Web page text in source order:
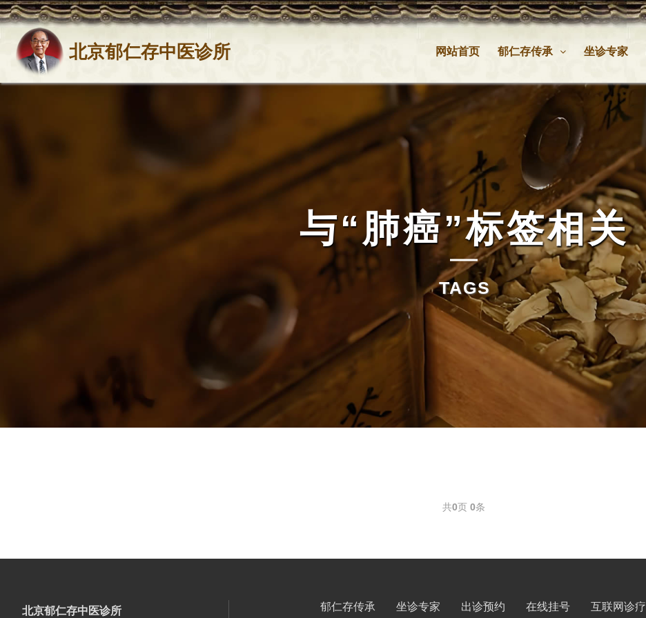
北京郁仁存中医诊所 网站首页 郁仁存传承 坐诊专家
与“肺癌”标签相关
TAGS
共0页 0条
北京郁仁存中医诊所 郁仁存传承 坐诊专家 出诊预约 在线挂号 互联网诊疗